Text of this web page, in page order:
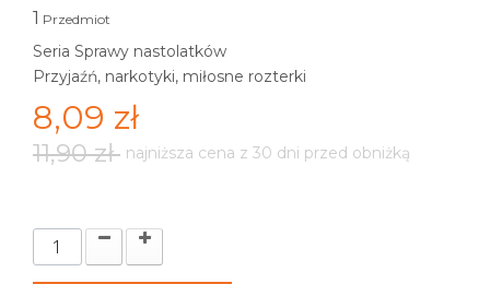
1 Przedmiot
Seria Sprawy nastolatków
Przyjaźń, narkotyki, miłosne rozterki
8,09 zł
11,90 zł najniższa cena z 30 dni przed obniżką